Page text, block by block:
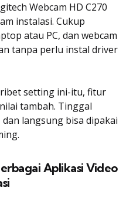
Webcam HD C270
instalasi. Cukup
atau PC, dan webcam
tanpa perlu instal driver
setting ini-itu, fitur
tambah. Tinggal
langsung bisa dipakai
Aplikasi Video